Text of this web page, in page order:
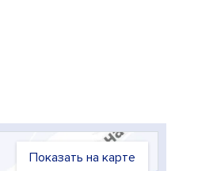
Показать на карте